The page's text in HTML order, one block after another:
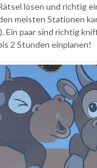
lösen und richtig
meisten Stationen
Ein paar sind richtig
2 Stunden einplanen!